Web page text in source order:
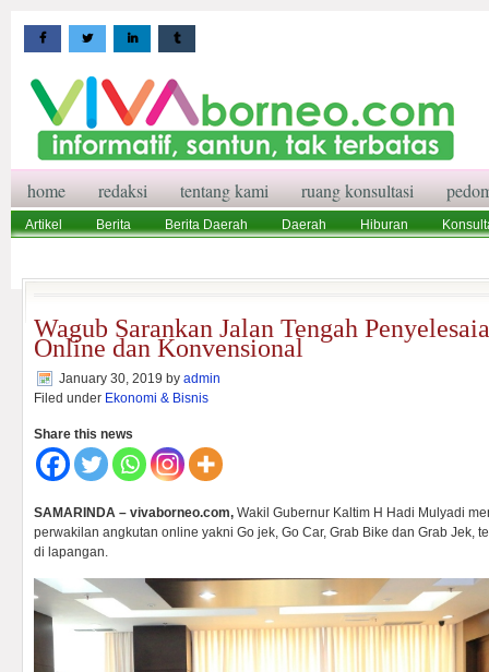
home redaksi tentang kami ruang konsultasi
Artikel Berita Berita Daerah Daerah Hiburan
Wagub Sarankan Jalan Tengah
Online dan Konvensional
January 30, 2019 by admin
Filed under Ekonomi & Bisnis
Share this news
SAMARINDA – vivaborneo.com, Wakil Gubernur Kaltim H Hadi Mulyadi
perwakilan angkutan online yakni Go jek, Go Car, Grab Bike dan Grab Jek,
di lapangan.